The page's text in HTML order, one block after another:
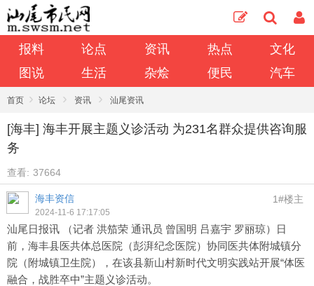
报料 论点 资讯 热点
文化
图说
生活 杂烩 便民 汽车
首页 › 论坛 › 资讯 › 汕尾资讯
[海丰] 海丰开展主题义诊活动 为231名群众提供咨询服
务
查看: 37664
海丰资信
2024-11-6 17:17:05
1#楼主
汕尾日报讯 （记者 洪笳荣 通讯员 曾国明 吕嘉宇 罗丽琼）日
前，海丰县医共体总医院（彭湃纪念医院）协同医共体附城镇分
院（附城镇卫生院），在该县新山村新时代文明实践站开展“体医
融合，战胜卒中”主题义诊活动。